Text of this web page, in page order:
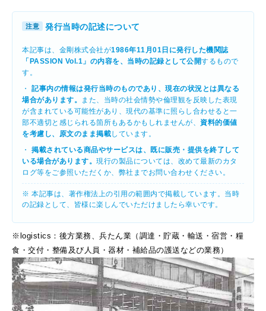
注意 発行当時の記述について
本記事は、金剛株式会社が1986年11月01日に発行した機関誌
「PASSION Vol.1」の内容を、当時の記録として公開するもので
す。
・ 記事内の情報は発行当時のものであり、現在の状況とは異なる
場合があります。
また、当時の社会情勢や倫理観を反映した表現
が含まれている可能性があり、現代の基準に照らし合わせると一
部不適切と感じられる箇所もあるかもしれませんが、 資料的価値
を考慮し、原文のまま掲載しています。
・ 掲載されている商品やサービスは、既に販売・提供を終了して
いる場合があります。 現行の製品については、改めて最新のカタ
ログ等をご参照いただくか、弊社までお問い合わせください。
※ 本記事は、著作権法上の引用の範囲内で掲載しています。当時
の記録として、皆様に楽しんでいただけましたら幸いです。
※logistics：後方業務、兵たん業（調達・貯蔵・輸送・宿営・糧
食・交付・整備及び人員・器材・補給品の護送などの業務）